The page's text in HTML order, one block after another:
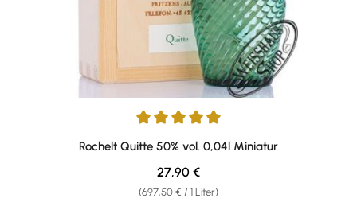
Durchschnittliche Bewertung von 5 von 5 Sternen
Rochelt Quitte 50% vol. 0,04l Miniatur
(697,50 € / 1 Liter)
Regulärer Preis:
27,90 €